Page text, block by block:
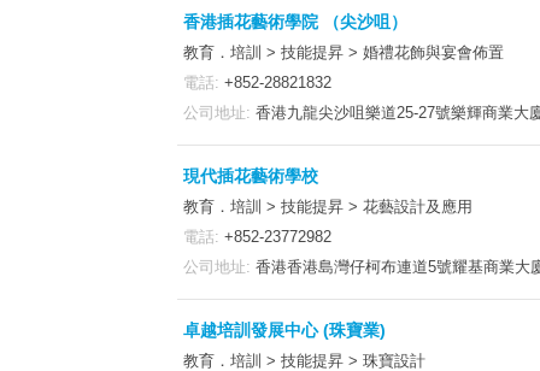
香港插花藝術學院 （尖沙咀）
教育．培訓 > 技能提昇 > 婚禮花飾與宴會佈置
電話: +852-28821832
公司地址: 香港九龍尖沙咀樂道25-27號樂輝商業大
現代插花藝術學校
教育．培訓 > 技能提昇 > 花藝設計及應用
電話: +852-23772982
公司地址: 香港香港島灣仔柯布連道5號耀基商業大
卓越培訓發展中心 (珠寶業)
教育．培訓 > 技能提昇 > 珠寶設計